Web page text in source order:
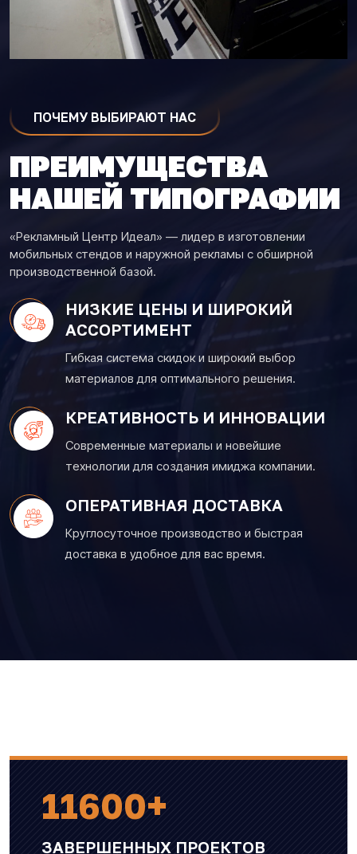
ПОЧЕМУ ВЫБИРАЮТ НАС
ПРЕИМУЩЕСТВА
НАШЕЙ ТИПОГРАФИИ
«Рекламный Центр Идеал» — лидер в изготовлении
мобильных стендов и наружной рекламы с обширной
производственной базой.
НИЗКИЕ ЦЕНЫ И ШИРОКИЙ
АССОРТИМЕНТ
Гибкая система скидок и широкий выбор
материалов для оптимального решения.
КРЕАТИВНОСТЬ И ИННОВАЦИИ
Современные материалы и новейшие
технологии для создания имиджа компании.
ОПЕРАТИВНАЯ ДОСТАВКА
Круглосуточное производство и быстрая
доставка в удобное для вас время.
11600+
ЗАВЕРШЕННЫХ ПРОЕКТОВ